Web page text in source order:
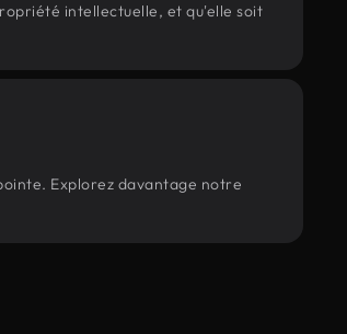
intellectuelle, et qu'elle soit
Explorez davantage notre